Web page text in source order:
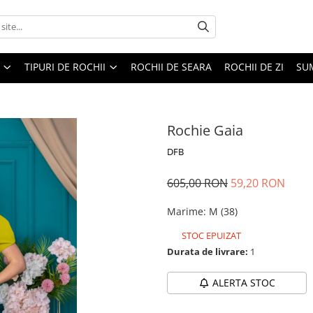
TIPURI DE ROCHII ROCHII DE SEARA ROCHII DE ZI
Rochie Gaia
DFB
605,00 RON 59,20 RON
Marime: M (38)
STOC EPUIZAT
Durata de livrare: 1
ALERTA STOC